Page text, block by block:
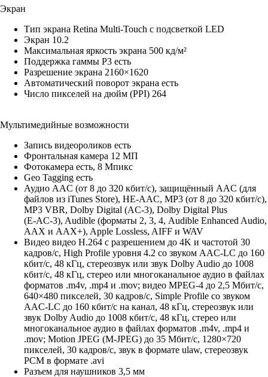
Экран
Тип экрана Retina Multi-Touch с подсветкой LED
Экран 10.2
Максимальная яркость экрана 500 кд/м²
Поддержка гаммы P3 есть
Разрешение экрана 2160×1620
Автоматический поворот экрана есть
Число пикселей на дюйм (PPI) 264
Мультимедийные возможности
Запись видеороликов есть
Фронтальная камера 12 МП
Фотокамера есть, 8 Мпикс
Geo Tagging есть
Аудио AAC (от 8 до 320 кбит/с), защищённый AAC (для
файлов из iTunes Store), HE‑AAC, MP3 (от 8 до 320 кбит/с),
MP3 VBR, Dolby Digital (AC‑3), Dolby Digital Plus
(E‑AC‑3), Audible (форматы 2, 3, 4, Audible Enhanced Audio,
AAX и AAX+), Apple Lossless, AIFF и WAV
Видео видео H.264 c разрешением до 4K и частотой 30
кадров/с, High Profile уровня 4.2 со звуком AAC‑LC до 160
кбит/с, 48 кГц, стереозвук или звук Dolby Audio до 1008
кбит/с, 48 кГц, стерео или многоканальное аудио в файлах
форматов .m4v, .mp4 и .mov; видео MPEG‑4 до 2,5 Мбит/с,
640×480 пикселей, 30 кадров/с, Simple Profile со звуком
AAC‑LC до 160 кбит/с на канал, 48 кГц, стереозвук или
звук Dolby Audio до 1008 кбит/с, 48 кГц, стерео или
многоканальное аудио в файлах форматов .m4v, .mp4 и
.mov; Motion JPEG (M‑JPEG) до 35 Мбит/с, 1280×720
пикселей, 30 кадров/с, звук в формате ulaw, стереозвук
PCM в формате .avi
Разъем для наушников 3,5 мм